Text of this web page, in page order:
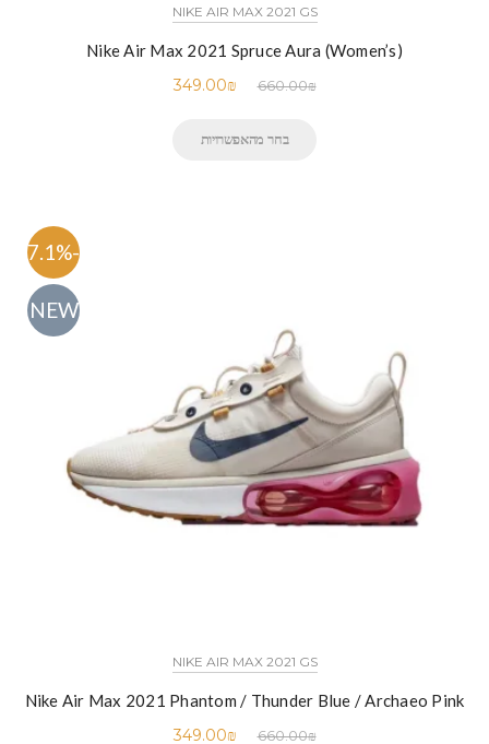
NIKE AIR MAX 2021 GS
Nike Air Max 2021 Spruce Aura (Women’s)
660.00₪
349.00₪
בחר מהאפשרויות
-47.1%
NEW
NIKE AIR MAX 2021 GS
Nike Air Max 2021 Phantom / Thunder Blue / Archaeo Pink
660.00₪
349.00₪